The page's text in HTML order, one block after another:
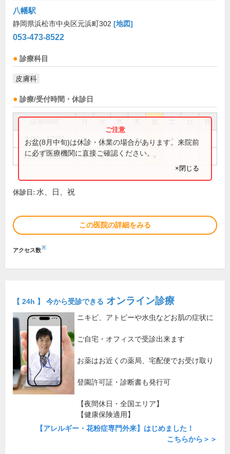
八幡駅
静岡県浜松市中央区元浜町302 [地図]
053-473-8522
診療科目
皮膚科
診療/受付時間・休診日
祝
9:00～12:00 ● ● ●
15:00～18:00 ● ● ●
お盆(8月中旬)は休診・休業の場合があります。来院前
に必ず医療機関に直接ご確認ください。
×閉じる
休診日: 水、日、祝
この医院の詳細をみる
アクセス数※
【 24h 】 今から受診できる オンライン診療
ニキビ、アトピーや水虫などお肌の症状に
ご自宅・オフィスで受診出来ます
お薬はお近くの薬局、宅配便でお受け取り
登園許可証・診断書も発行可
【夜間休日・全国エリア】
【健康保険適用】
【アレルギー・花粉症専門外来】はじめました！
こちらから＞＞